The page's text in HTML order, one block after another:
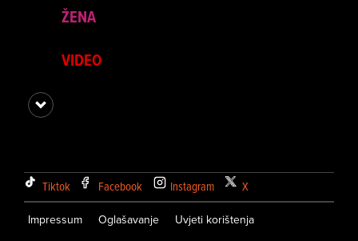
ŽENA
VIDEO
Tiktok Facebook Instagram X
Impressum Oglašavanje Uvjeti korištenja